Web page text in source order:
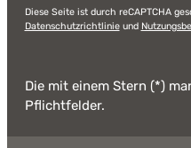
Diese Seite ist durch reCAPTCHA
Datenschutzrichtlinieund
Die mit einem Stern (*)
Pflichtfelder.